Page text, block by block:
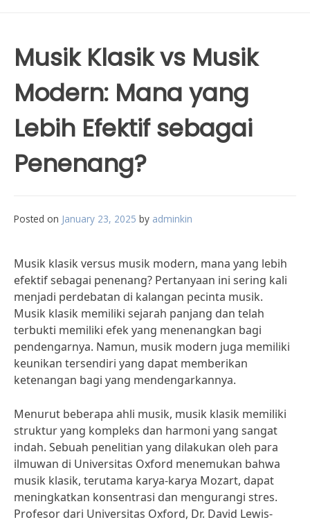
Musik Klasik vs Musik
Modern: Mana yang
Lebih Efektif sebagai
Penenang?
Posted on January 23, 2025 by adminkin
Musik klasik versus musik modern, mana yang lebih
efektif sebagai penenang? Pertanyaan ini sering kali
menjadi perdebatan di kalangan pecinta musik.
Musik klasik memiliki sejarah panjang dan telah
terbukti memiliki efek yang menenangkan bagi
pendengarnya. Namun, musik modern juga memiliki
keunikan tersendiri yang dapat memberikan
ketenangan bagi yang mendengarkannya.
Menurut beberapa ahli musik, musik klasik memiliki
struktur yang kompleks dan harmoni yang sangat
indah. Sebuah penelitian yang dilakukan oleh para
ilmuwan di Universitas Oxford menemukan bahwa
musik klasik, terutama karya-karya Mozart, dapat
meningkatkan konsentrasi dan mengurangi stres.
Profesor dari Universitas Oxford, Dr. David Lewis-